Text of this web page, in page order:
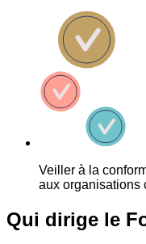
Veiller à la
aux organisations
Qui dirige le